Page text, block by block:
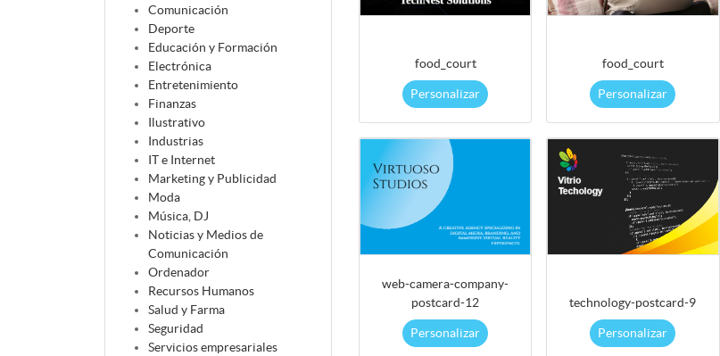
Comunicación
Deporte
Educación y Formación
Electrónica
Entretenimiento
Finanzas
Ilustrativo
Industrias
IT e Internet
Marketing y Publicidad
Moda
Música, DJ
Noticias y Medios de
Comunicación
Ordenador
Recursos Humanos
Salud y Farma
Seguridad
Servicios empresariales
food_court
Personalizar
food_court
Personalizar
web-camera-company-
postcard-12
Personalizar
technology-postcard-9
Personalizar